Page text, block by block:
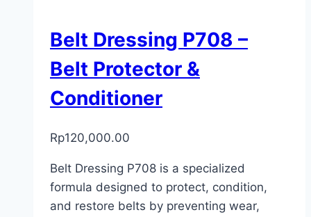
Belt Dressing P708 –
Belt Protector &
Conditioner
Rp120,000.00
Belt Dressing P708 is a specialized
formula designed to protect, condition,
and restore belts by preventing wear,